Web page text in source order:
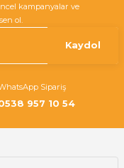
kampanyalar ve
ol.
Kaydol
Sipariş
957 10 54